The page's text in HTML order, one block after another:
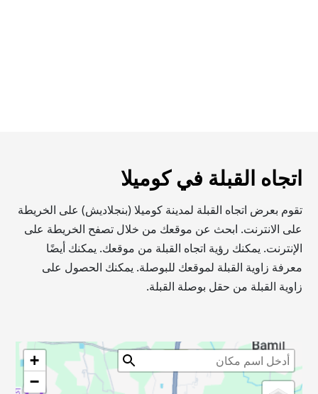
اتجاه القبلة في كوميلا
تقوم بعرض اتجاه القبلة لمدينة كوميلا (بنجلاديش) على الخريطة
على الانترنت. ابحث عن موقعك من خلال تصفح الخريطة على
الإنترنت. يمكنك رؤية اتجاه القبلة من موقعك. يمكنك أيضًا
معرفة زاوية القبلة لموقعك للبوصلة. يمكنك الحصول على
زاوية القبلة من حقل بوصلة القبلة.
+
−